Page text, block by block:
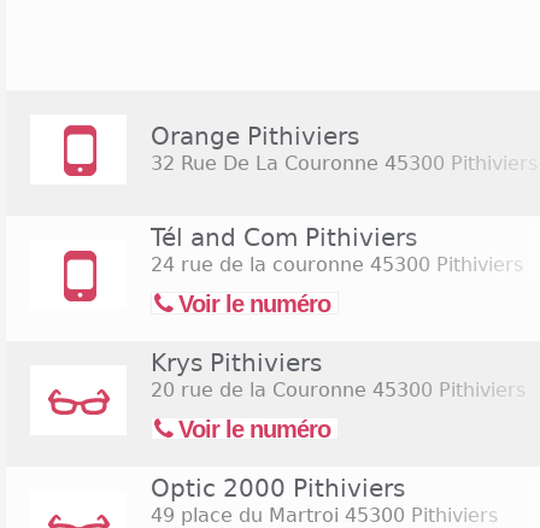
habituellement en périphérie, notamment dans
Halle, Cache-Cache), de l'équipement domestique
Orange Pithiviers
32 Rue De La Couronne 45300 Pithiviers
Tél and Com Pithiviers
24 rue de la couronne 45300 Pithiviers
Voir le numéro
Krys Pithiviers
20 rue de la Couronne 45300 Pithiviers
Voir le numéro
Optic 2000 Pithiviers
49 place du Martroi 45300 Pithiviers